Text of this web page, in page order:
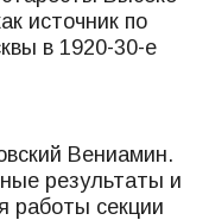
источник по
в 1920-30-е
Вениамин.
результаты и
работы секции